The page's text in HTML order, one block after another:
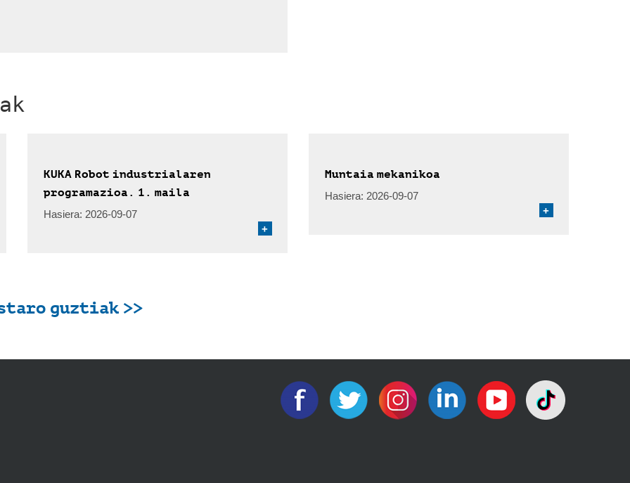
KUKA Robot industrialaren
programazioa. 1. maila
Hasiera: 2026-09-07
+
Muntaia mekanikoa
Hasiera: 2026-09-07
+
guztiak >>